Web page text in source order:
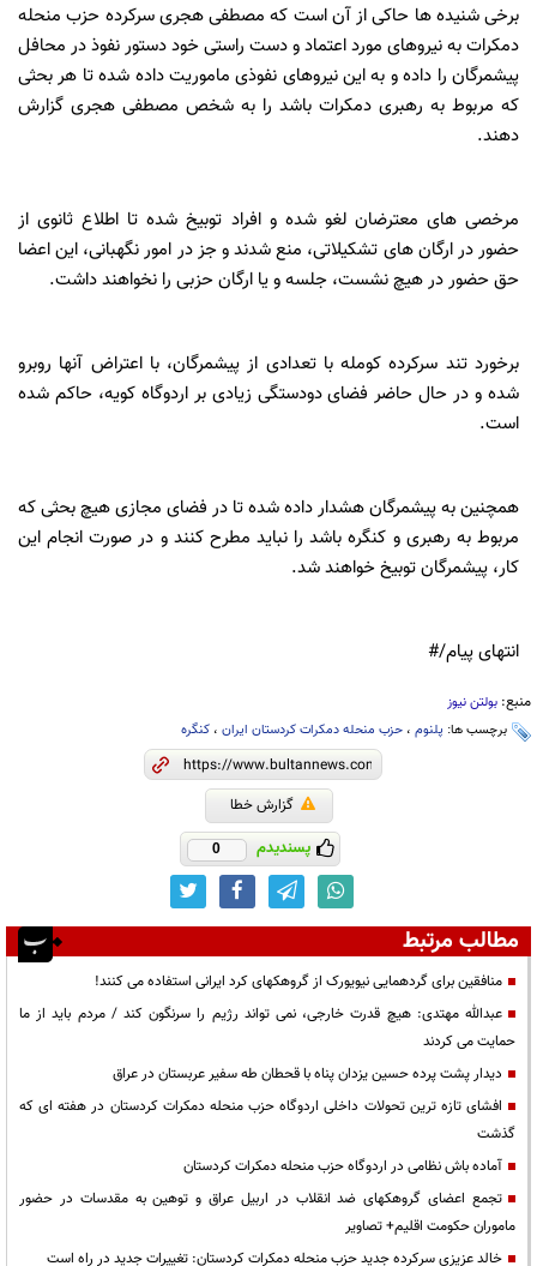
برخی شنیده ها حاکی از آن است که مصطفی هجری سرکرده حزب منحله
دمکرات به نیروهای مورد اعتماد و دست راستی خود دستور نفوذ در محافل
پیشمرگان را داده و به این نیروهای نفوذی ماموریت داده شده تا هر بحثی
که مربوط به رهبری دمکرات باشد را به شخص مصطفی هجری گزارش
دهند.
مرخصی های معترضان لغو شده و افراد توبیخ شده تا اطلاع ثانوی از
حضور در ارگان های تشکیلاتی، منع شدند و جز در امور نگهبانی، این اعضا
حق حضور در هیچ نشست، جلسه و یا ارگان حزبی را نخواهند داشت.
برخورد تند سرکرده کومله با تعدادی از پیشمرگان، با اعتراض آنها روبرو
شده و در حال حاضر فضای دودستگی زیادی بر اردوگاه کویه، حاکم شده
است.
همچنین به پیشمرگان هشدار داده شده تا در فضای مجازی هیچ بحثی که
مربوط به رهبری و کنگره باشد را نباید مطرح کنند و در صورت انجام این
کار، پیشمرگان توبیخ خواهند شد.
انتهای پیام/#
منبع: بولتن نیوز
برچسب ها: پلنوم ، حزب منحله دمکرات کردستان ایران ، کنگره
گزارش خطا
پسندیدم 0
مطالب مرتبط
منافقین برای گردهمایی نیویورک از گروهکهای کرد ایرانی استفاده می کنند!
عبدالله مهتدی: هیچ قدرت خارجی، نمی تواند رژیم را سرنگون کند / مردم باید از ما
حمایت می کردند
دیدار پشت پرده حسین یزدان پناه با قحطان طه سفیر عربستان در عراق
افشای تازه ترین تحولات داخلی اردوگاه حزب منحله دمکرات کردستان در هفته ای که
گذشت
آماده باش نظامی در اردوگاه حزب منحله دمکرات کردستان
تجمع اعضای گروهکهای ضد انقلاب در اربیل عراق و توهین به مقدسات در حضور
ماموران حکومت اقلیم+ تصاویر
خالد عزیزی سرکرده جدید حزب منحله دمکرات کردستان: تغییرات جدید در راه است